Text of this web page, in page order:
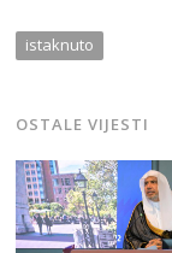
istaknuto
OSTALE VIJESTI